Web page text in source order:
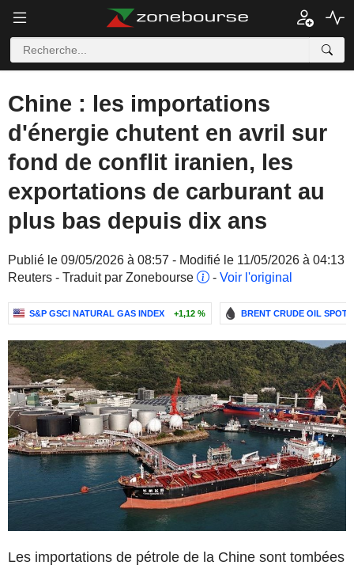
Chine : les importations
d'énergie chutent en avril sur
fond de conflit iranien, les
exportations de carburant au
plus bas depuis dix ans
Publié le 09/05/2026 à 08:57 - Modifié le 11/05/2026 à 04:13
Reuters - Traduit par Zonebourse
- Voir l'original
S&P GSCI NATURAL GAS INDEX +1,12 % BRENT CRUDE OIL SPOT
Les importations de pétrole de la Chine sont tombées